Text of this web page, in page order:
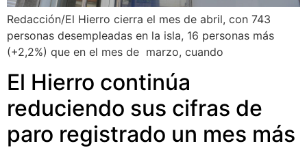
Redacción/El Hierro cierra el mes de abril, con 743
personas desempleadas en la isla, 16 personas más
(+2,2%) que en el mes de marzo, cuando
El Hierro continúa
reduciendo sus cifras de
paro registrado un mes más